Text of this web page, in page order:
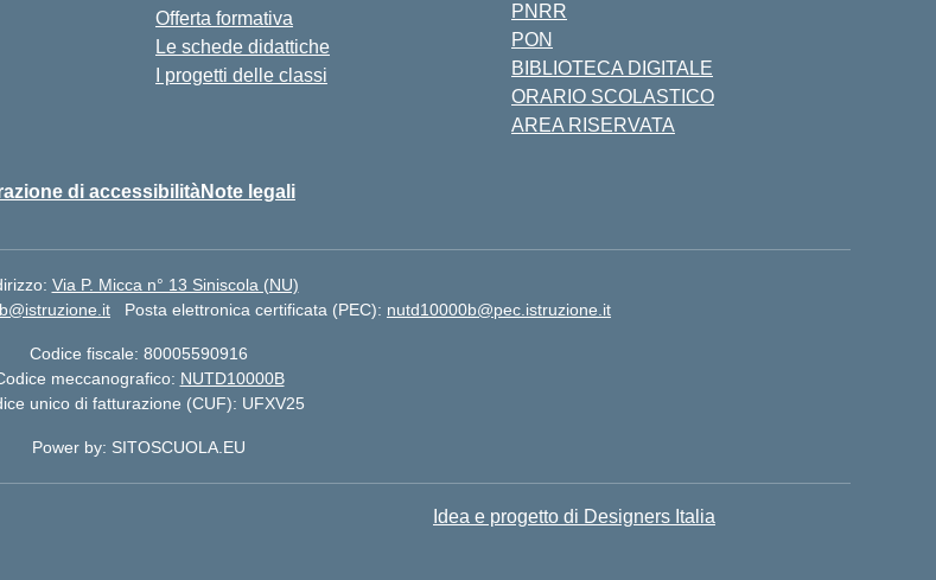
Offerta formativa
Le schede didattiche
I progetti delle classi
PNRR
PON
BIBLIOTECA DIGITALE
ORARIO SCOLASTICO
AREA RISERVATA
di accessibilitàNote legali
Via P. Micca n° 13 Siniscola (NU)
Posta elettronica certificata (PEC): nutd10000b@pec.istruzione.it
Codice fiscale: 80005590916
meccanografico: NUTD10000B
unico di fatturazione (CUF): UFXV25
Power by: SITOSCUOLA.EU
Idea e progetto di Designers Italia